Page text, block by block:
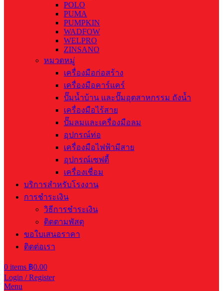
POLO
PUMA
PUMPKIN
WADFOW
WELPRO
ZINSANO
หมวดหมู่
เครื่องมือก่อสร้าง
เครื่องมือคาร์แคร์
ปั๊มน้ำบ้าน และปั๊มอุตสาหกรรม ถังน้ำ
เครื่องมือไร้สาย
ปั๊มลมและเครื่องมือลม
อุปกรณ์ท่อ
เครื่องมือไฟฟ้ามีสาย
อุปกรณ์เซฟตี้
เครื่องเชื่อม
บริการสำหรับโรงงาน
การชำระเงิน
วิธีการชำระเงิน
ติดตามพัสดุ
ขอใบเสนอราคา
ติดต่อเรา
0 items ฿0.00
Login / Register
Menu